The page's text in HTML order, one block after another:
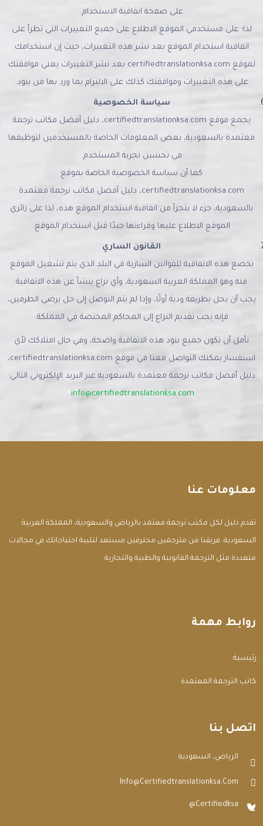
على صفحة اتفاقية الاستخدام.
لذا؛ على مستخدمي الموقع الاطلاع على جميع التغييرات التي تطرأ على
اتفاقية استخدام الموقع بعد نشر هذه التغييرات، حيث إن استخدامك
لموقع certifiedtranslationksa.com بعد نشر التغييرات يعني موافقتك
على هذه التغييرات وموافقتك كذلك على الالتزام بما ورد بها من بنود.
سياسة الخصوصية
يجمع موقع certifiedtranslationksa.com، دليل أفضل مكاتب ترجمة
معتمدة بالسعودية، بعض المعلومات الخاصة بالمستخدمين لتوظيفها
في تحسين تجربة المستخدم.
كما أن سياسة الخصوصية الخاصة بموقع
certifiedtranslationksa.com، دليل أفضل مكاتب ترجمة معتمدة
بالسعودية، جزء لا يتجزأ من اتفاقية استخدام الموقع هذه، لذا على زائري
الموقع الاطلاع عليها وقراءتها جيدًا قبل استخدام الموقع.
القانون الساري
تخضع هذه الاتفاقية للقوانين السارية في البلد الذي يتم تشغيل الموقع
منه وهو المملكة العربية السعودية، وأي نزاع ينشأ عن هذه الاتفاقية
يجب أن يحل بطريقة ودية أولًا، وإذا لم يتم التوصل إلى حل يرضي الطرفين،
فإنه يجب تقديم النزاع إلى المحاكم المختصة في المملكة.
نأمل أن تكون جميع بنود هذه الاتفاقية واضحة، وفي حال امتلاكك لأي
استفسار يمكنك التواصل معنا في موقع certifiedtranslationksa.com،
دليل أفضل مكاتب ترجمة معتمدة بالسعودية عبر البريد الإلكتروني التالي:
info@certifiedtranslationksa.com
.
معلومات عنا
تقدم دليل لكل مكتب ترجمة معتمد بالرياض والسعودية، المملكة العربية
السعودية. فريقنا من مترجمين محترفين مستعد لتلبية احتياجاتك في مجالات
متعددة مثل الترجمة القانونية والطبية والتجارية.
روابط مهمة
الرئيسية
مكاتب الترجمة المعتمدة
اتصل بنا
الرياض، السعودية
Info@certifiedtranslationksa.com
@certifiedksa